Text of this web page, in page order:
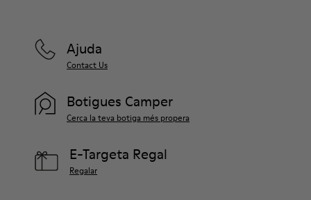
Ajuda
Contact Us
Botigues Camper
Cerca la teva botiga més propera
E-Targeta Regal
Regalar